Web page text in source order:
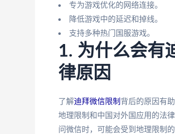
专为游戏优化的网络连接。
降低游戏中的延迟和掉线。
支持多种热门国服游戏。
1. 为什么会有
律原因
了解迪拜微信限制 背后的原因有
地理限制和中国对外国应用的法
问微信时，可能会受到地理限制